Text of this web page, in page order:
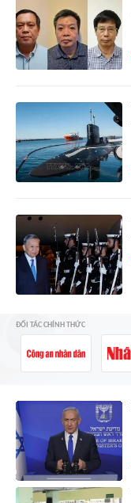
ĐỐI TÁC CHÍNH THỨC